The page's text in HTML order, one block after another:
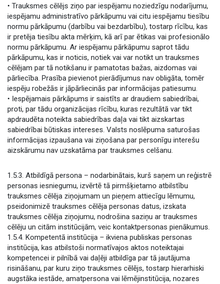
• Trauksmes cēlējs ziņo par iespējamu noziedzīgu nodarījumu,
iespējamu administratīvo pārkāpumu vai citu iespējamu tiesību
normu pārkāpumu (darbību vai bezdarbību), tostarp rīcību, kas
ir pretēja tiesību akta mērķim, kā arī par ētikas vai profesionālo
normu pārkāpumu. Ar iespējamu pārkāpumu saprot tādu
pārkāpumu, kas ir noticis, notiek vai var notikt un trauksmes
cēlējam par tā notikšanu ir pamatotas bažas, aizdomas vai
pārliecība. Prasība pievienot pierādījumus nav obligāta, tomēr
iespēju robežās ir jāpārliecinās par informācijas patiesumu.
• Iespējamais pārkāpums ir saistīts ar draudiem sabiedrībai,
proti, par tādu organizācijas rīcību, kuras rezultātā var tikt
apdraudēta noteikta sabiedrības daļa vai tikt aizskartas
sabiedrībai būtiskas intereses. Valsts noslēpuma saturošas
informācijas izpaušana vai ziņošana par personīgu interešu
aizskārumu nav uzskatāma par trauksmes celšanu.
1.5.3. Atbildīgā persona – nodarbinātais, kurš saņem un reģistrē
personas iesniegumu, izvērtē tā pirmšķietamo atbilstību
trauksmes cēlēja ziņojumam un pieņem attiecīgu lēmumu,
pseidonimizē trauksmes cēlēja personas datus, izskata
trauksmes cēlēja ziņojumu, nodrošina saziņu ar trauksmes
cēlēju un citām institūcijām, veic kontaktpersonas pienākumus.
1.5.4. Kompetentā institūcija – ikviena publiskas personas
institūcija, kas atbilstoši normatīvajos aktos noteiktajai
kompetencei ir pilnībā vai daļēji atbildīga par tā jautājuma
risināšanu, par kuru ziņo trauksmes cēlējs, tostarp hierarhiski
augstāka iestāde, amatpersona vai lēmējinstitūcija, nozares